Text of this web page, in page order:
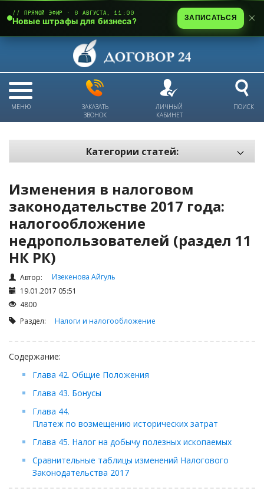
МЕНЮ
ЗАКАЗАТЬ
ЗВОНОК
ЛИЧНЫЙ
КАБИНЕТ
ПОИСК
Категории статей:
Электронный документооборот и цифровая подпись
Трудовые отношения
Техника безопасности и охрана труда
Изменения в законодательстве РК
Займы
Сбор долгов
Регистрация ТОО
Проверка государственных органов
Интернет и право
Корпоративные отношения
Государственные закупки
Заключение, изменение и расторжение договоров
Налоги и налогообложение
Изменения в налоговом
законодательстве 2017 года:
налогообложение
недропользователей (раздел 11
НК РК)
Автор:
Изекенова Айгуль
19.01.2017 05:51
4800
Раздел: Налоги и налогообложение
Содержание:
Глава 42. Общие Положения
Глава 43. Бонусы
Глава 44.
Платеж по возмещению исторических затрат
Глава 45. Налог на добычу полезных ископаемых
Сравнительные таблицы изменений Налогового
Законодательства 2017
// ПРЯМОЙ ЭФИР · 6 АВГУСТА, 11:00
Новые штрафы для бизнеса? ЗАПИСАТЬСЯ